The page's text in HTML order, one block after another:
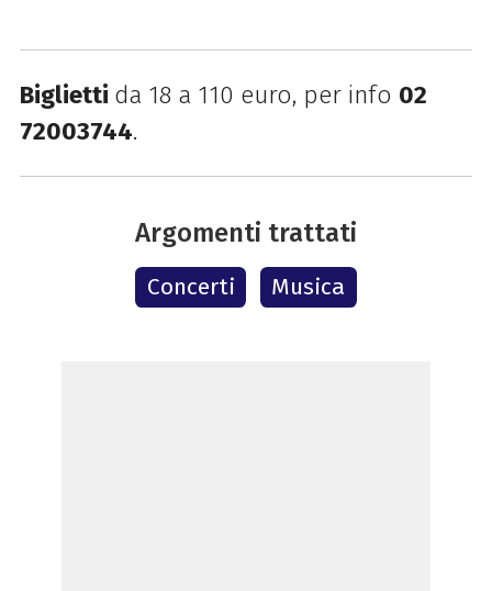
Biglietti da 18 a 110 euro, per info 02
72003744.
Argomenti trattati
Concerti Musica